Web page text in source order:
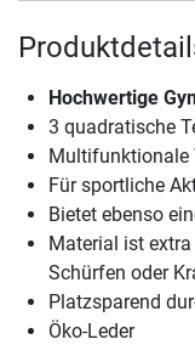
Hochwertige
3 quadratische
Multifunktionale
Für sportliche
Bietet ebenso
Material ist
Schürfen oder
Platzsparend
Öko-Leder